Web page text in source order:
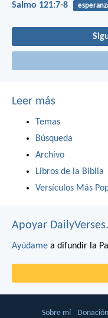
Salmo 121:7-8
Leer más
Temas
Búsqueda
Archivo
Libros de la Biblia
Versículos Más
Apoyar
Ayúdame a difundir la
Sobre mí Donación